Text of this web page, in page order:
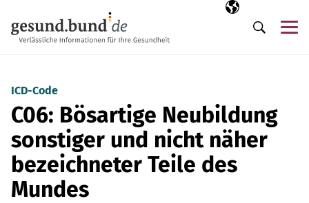
Ausgewählte
DE
Suche
ICD-Code
C06: Bösartige Neubildung
sonstiger und nicht näher
bezeichneter Teile des
Mundes